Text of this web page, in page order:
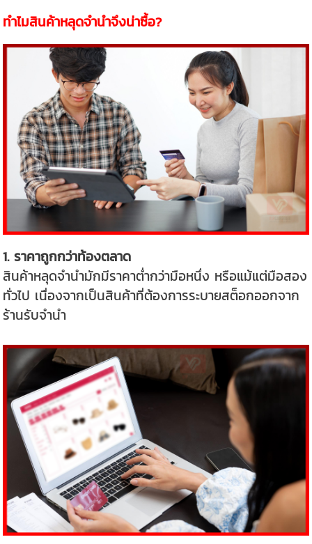
ทำไมสินค้าหลุดจำนำจึงน่าซื้อ?
1. ราคาถูกกว่าท้องตลาด
สินค้าหลุดจำนำมักมีราคาต่ำกว่ามือหนึ่ง หรือแม้แต่มือสอง
ทั่วไป เนื่องจากเป็นสินค้าที่ต้องการระบายสต็อกออกจาก
ร้านรับจำนำ